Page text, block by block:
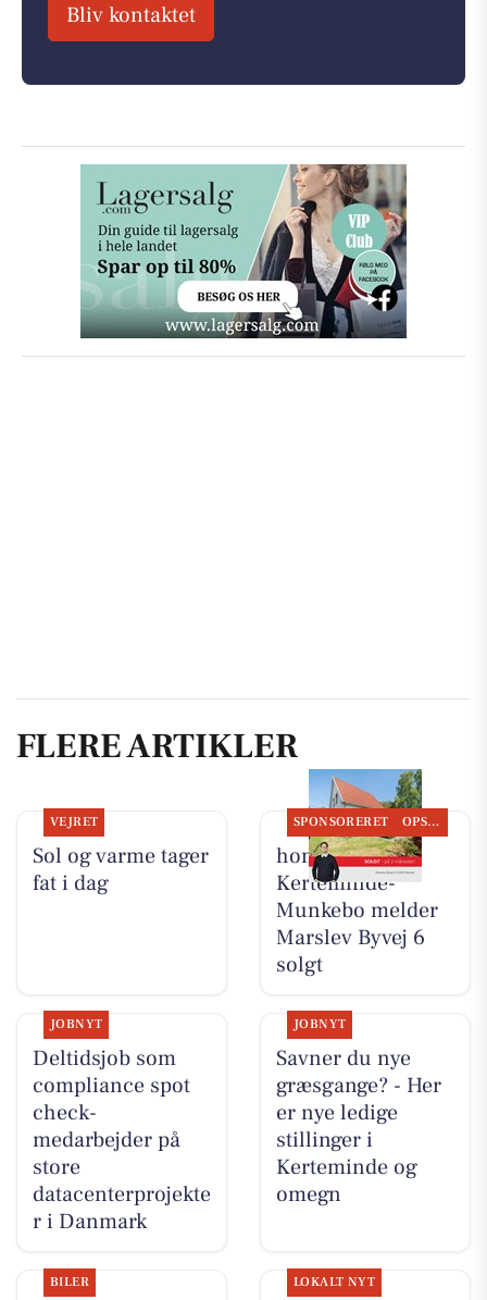
Bliv kontaktet
FLERE ARTIKLER
VEJRET
Sol og varme tager
fat i dag
SPONSORERET OPSLAGSTAVLEN
home
Kerteminde-
Munkebo melder
Marslev Byvej 6
solgt
JOBNYT
Deltidsjob som
compliance spot
check-
medarbejder på
store
datacenterprojekte
r i Danmark
JOBNYT
Savner du nye
græsgange? - Her
er nye ledige
stillinger i
Kerteminde og
omegn
BILER LOKALT NYT